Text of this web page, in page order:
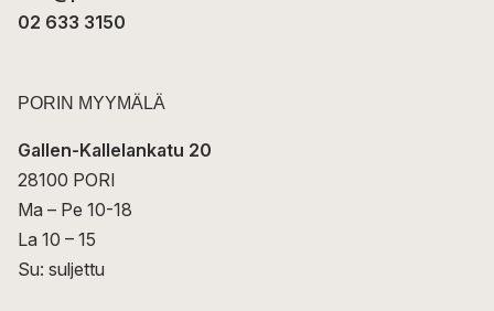
02 633 3150
PORIN MYYMÄLÄ
Gallen-Kallelankatu 20
28100 PORI
Ma – Pe 10-18
La 10 – 15
Su: suljettu